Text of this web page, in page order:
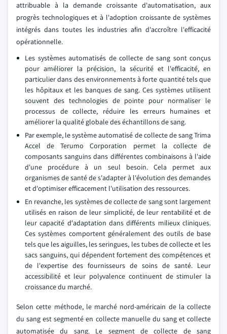
attribuable à la demande croissante d'automatisation, aux
progrès technologiques et à l'adoption croissante de systèmes
intégrés dans toutes les industries afin d'accroître l'efficacité
opérationnelle.
Les systèmes automatisés de collecte de sang sont conçus
pour améliorer la précision, la sécurité et l'efficacité, en
particulier dans des environnements à forte quantité tels que
les hôpitaux et les banques de sang. Ces systèmes utilisent
souvent des technologies de pointe pour normaliser le
processus de collecte, réduire les erreurs humaines et
améliorer la qualité globale des échantillons de sang.
Par exemple, le système automatisé de collecte de sang Trima
Accel de Terumo Corporation permet la collecte de
composants sanguins dans différentes combinaisons à l'aide
d'une procédure à un seul besoin. Cela permet aux
organismes de santé de s'adapter à l'évolution des demandes
et d'optimiser efficacement l'utilisation des ressources.
En revanche, les systèmes de collecte de sang sont largement
utilisés en raison de leur simplicité, de leur rentabilité et de
leur capacité d'adaptation dans différents milieux cliniques.
Ces systèmes comportent généralement des outils de base
tels que les aiguilles, les seringues, les tubes de collecte et les
sacs sanguins, qui dépendent fortement des compétences et
de l'expertise des fournisseurs de soins de santé. Leur
accessibilité et leur polyvalence continuent de stimuler la
croissance du marché.
Selon cette méthode, le marché nord-américain de la collecte
du sang est segmenté en collecte manuelle du sang et collecte
automatisée du sang. Le segment de collecte de sang